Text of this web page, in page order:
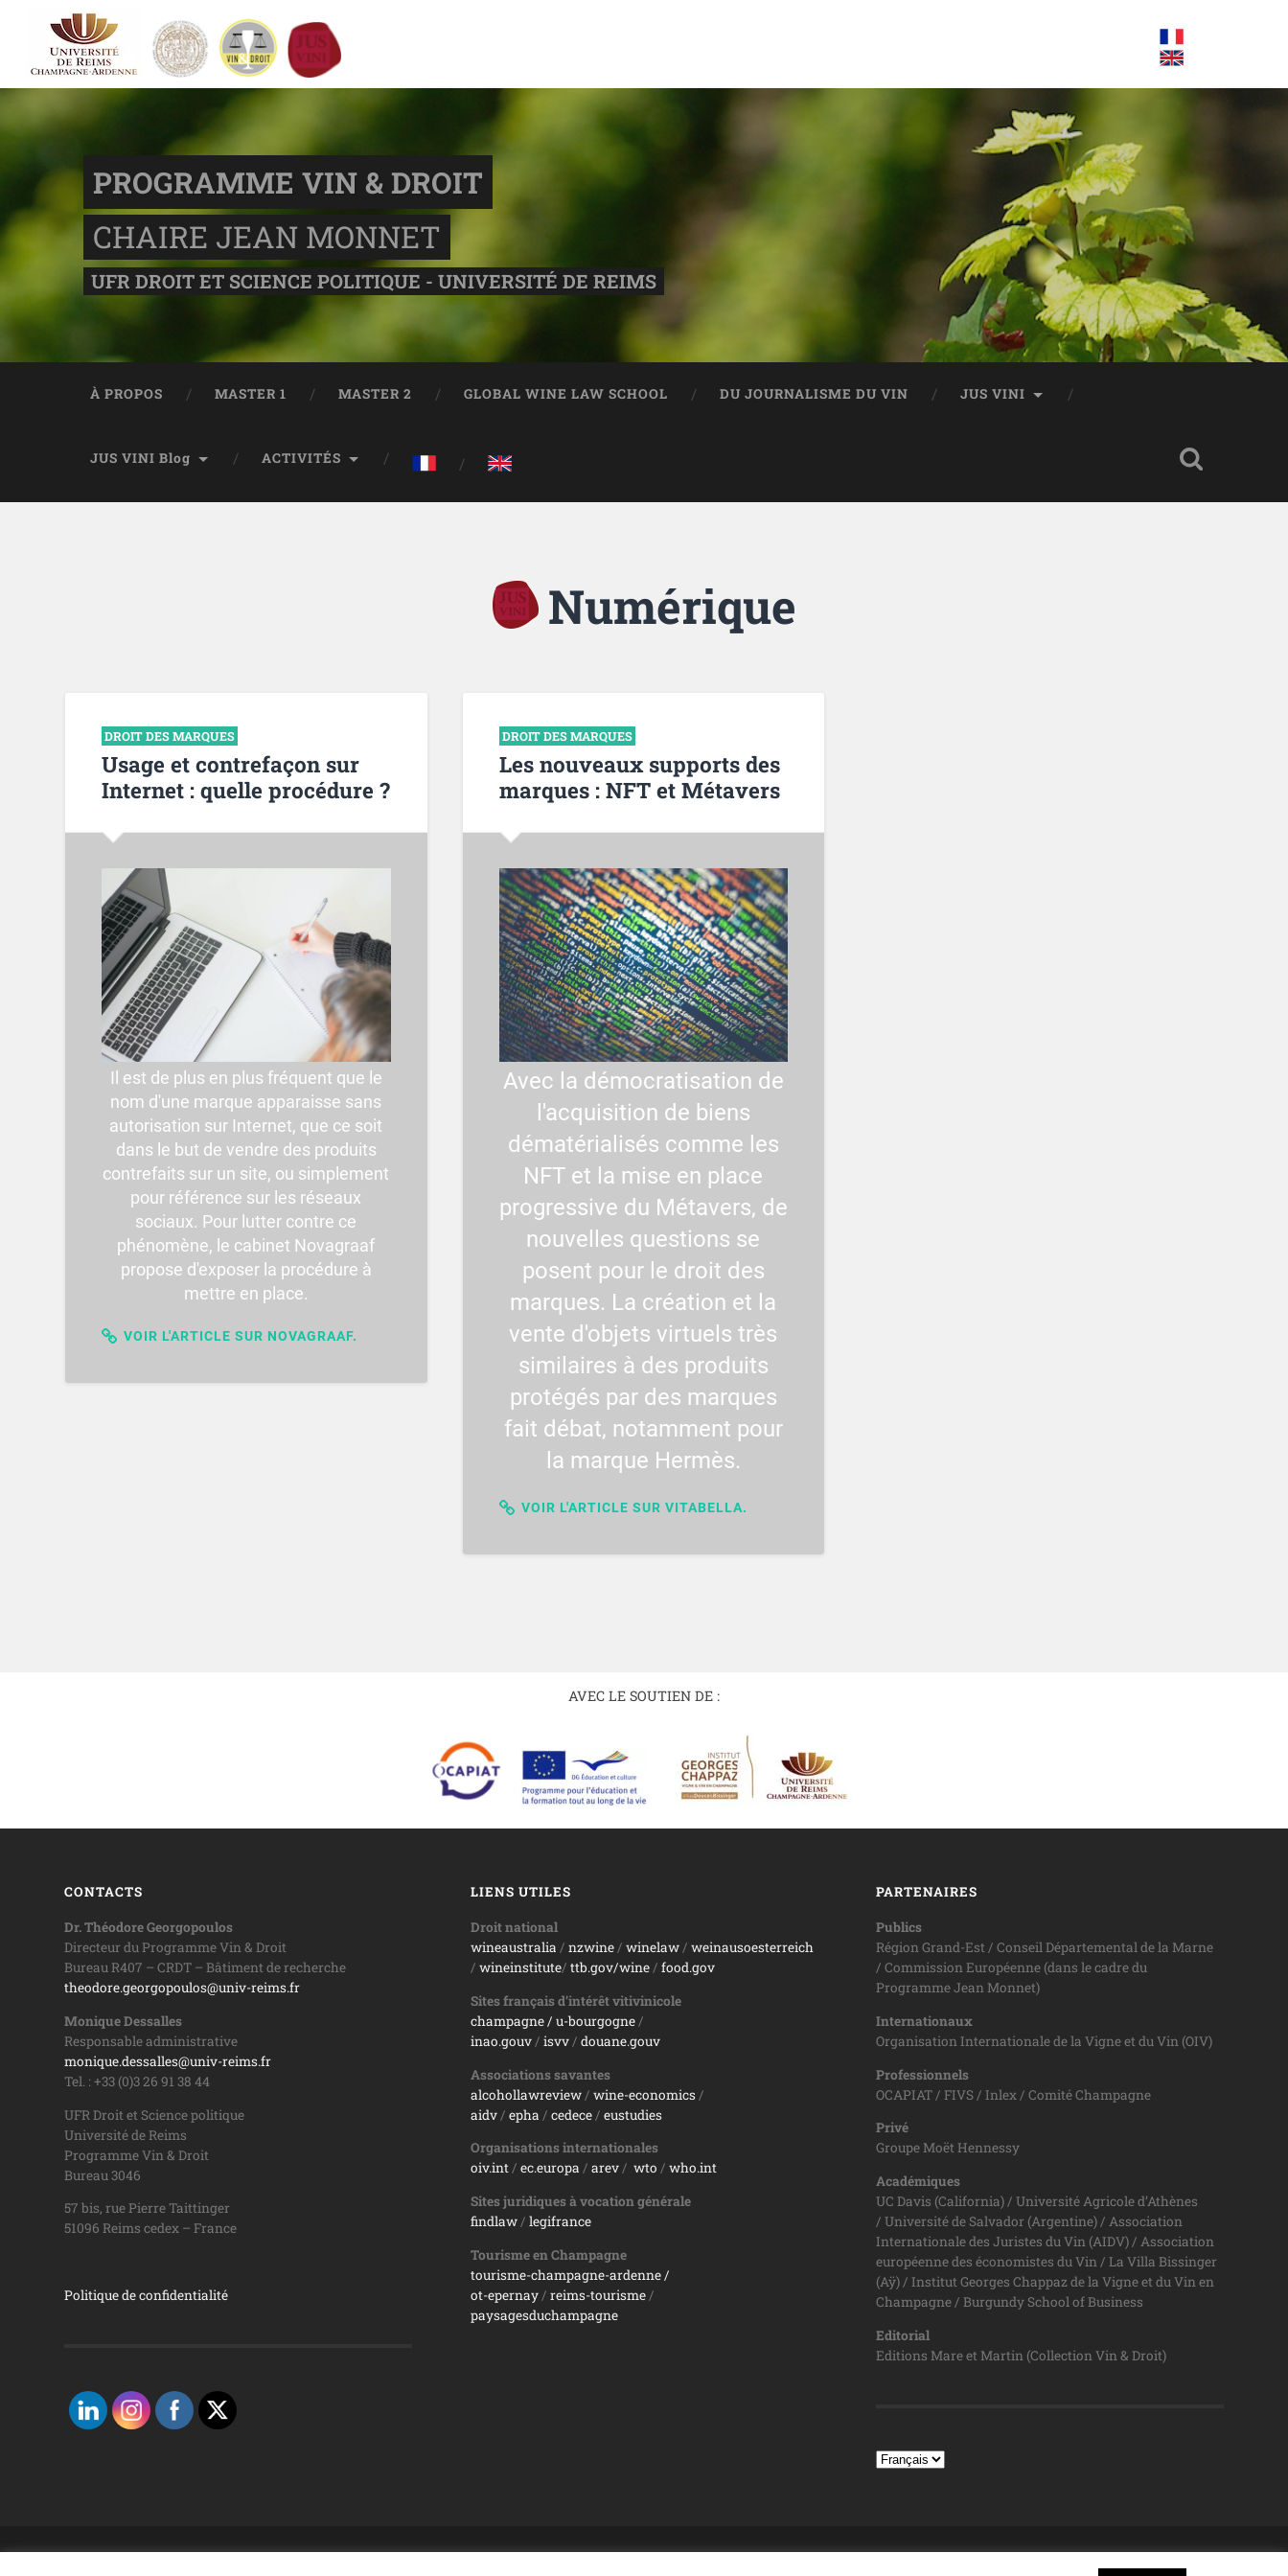
PROGRAMME VIN & DROIT
CHAIRE JEAN MONNET
UFR DROIT ET SCIENCE POLITIQUE - UNIVERSITÉ DE REIMS
À PROPOS MASTER 1 MASTER 2 GLOBAL WINE LAW SCHOOL DU JOURNALISME DU VIN JUS VINI
JUS VINI Blog ACTIVITÉS
Numérique
DROIT DES MARQUES
Usage et contrefaçon sur
Internet : quelle procédure ?
Il est de plus en plus fréquent que le
nom d'une marque apparaisse sans
autorisation sur Internet, que ce soit
dans le but de vendre des produits
contrefaits sur un site, ou simplement
pour référence sur les réseaux
sociaux. Pour lutter contre ce
phénomène, le cabinet Novagraaf
propose d'exposer la procédure à
mettre en place.
VOIR L'ARTICLE SUR NOVAGRAAF.
DROIT DES MARQUES
Les nouveaux supports des
marques : NFT et Métavers
Avec la démocratisation de
l'acquisition de biens
dématérialisés comme les
NFT et la mise en place
progressive du Métavers, de
nouvelles questions se
posent pour le droit des
marques. La création et la
vente d'objets virtuels très
similaires à des produits
protégés par des marques
fait débat, notamment pour
la marque Hermès.
VOIR L'ARTICLE SUR VITABELLA.
AVEC LE SOUTIEN DE :
CONTACTS
Dr. Théodore Georgopoulos
Directeur du Programme Vin & Droit
Bureau R407 – CRDT – Bâtiment de recherche
theodore.georgopoulos@univ-reims.fr
Monique Dessalles
Responsable administrative
monique.dessalles@univ-reims.fr
Tel. : +33 (0)3 26 91 38 44
UFR Droit et Science politique
Université de Reims
Programme Vin & Droit
Bureau 3046
57 bis, rue Pierre Taittinger
51096 Reims cedex – France
Politique de confidentialité
LIENS UTILES
Droit national
wineaustralia / nzwine/ winelaw/ weinausoesterreich
/ wineinstitute/ ttb.gov/wine/ food.gov
Sites français d’intérêt vitivinicole
champagne/ u-bourgogne/
inao.gouv/ isvv/ douane.gouv
Associations savantes
alcohollawreview/ wine-economics/
aidv/ epha / cedece/ eustudies
Organisations internationales
oiv.int/ ec.europa / arev/ wto / who.int
Sites juridiques à vocation générale
findlaw/ legifrance
Tourisme en Champagne
tourisme-champagne-ardenne /
ot-epernay/ reims-tourisme/
paysagesduchampagne
PARTENAIRES
Publics
Région Grand-Est / Conseil Départemental de la Marne
/ Commission Européenne (dans le cadre du
Programme Jean Monnet)
Internationaux
Organisation Internationale de la Vigne et du Vin (OIV)
Professionnels
OCAPIAT / FIVS / Inlex / Comité Champagne
Privé
Groupe Moët Hennessy
Académiques
UC Davis (California) / Université Agricole d’Athènes
/ Université de Salvador (Argentine) / Association
Internationale des Juristes du Vin (AIDV) / Association
européenne des économistes du Vin / La Villa Bissinger
(Aÿ) / Institut Georges Chappaz de la Vigne et du Vin en
Champagne / Burgundy School of Business
Editorial
Editions Mare et Martin (Collection Vin & Droit)
TOP ↑